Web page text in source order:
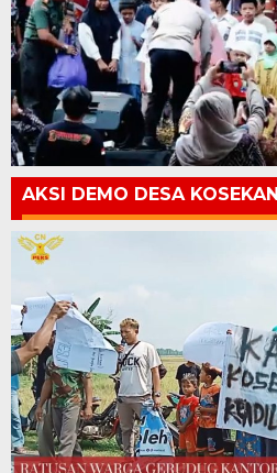
AKSI DEMO DESA KOSEKAN